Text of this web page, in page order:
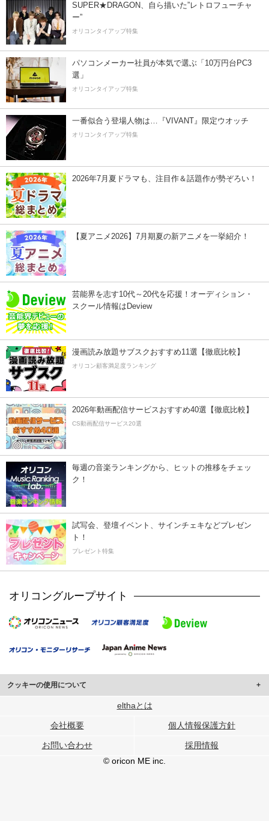
SUPER★DRAGON、自ら描いた”レトロフューチャ
ー”
オリコンタイアップ特集
パソコンメーカー社員が本気で選ぶ「10万円台PC3
選」
オリコンタイアップ特集
一番似合う登場人物は…『VIVANT』限定ウオッチ
オリコンタイアップ特集
2026年7月夏ドラマも、注目作＆話題作が勢ぞろい！
【夏アニメ2026】7月期夏の新アニメを一挙紹介！
芸能界を志す10代～20代を応援！オーディション・
スクール情報はDeview
漫画読み放題サブスクおすすめ11選【徹底比較】
オリコン顧客満足度ランキング
2026年動画配信サービスおすすめ40選【徹底比較】
CS動画配信サービス20選
毎週の音楽ランキングから、ヒットの推移をチェッ
ク！
試写会、登壇イベント、サインチェキなどプレゼン
ト！
プレゼント特集
オリコングループサイト
クッキーの使用について
このサイトでは Cookie を使用して、ユーザーに合わせたコンテンツや広告の
行っています。
メディアや広告配信、データ解析の各パートナーに提供しています。
各パートナーは、この情報とユーザーが各パートナーに提供した他の情報や、
ユーザーが各パートナーのサービスを使用したときに収集した他の情報を組み
elthaとは
会社概要 個人情報保護方針
お問い合わせ
採用情報
© oricon ME inc.